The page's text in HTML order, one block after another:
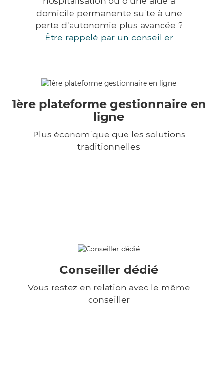
domicile permanente suite à une
perte d'autonomie plus avancée ?
Être rappelé par un conseiller
1ère plateforme gestionnaire en
ligne
Plus économique que les solutions
traditionnelles
Conseiller dédié
Vous restez en relation avec le même
conseiller